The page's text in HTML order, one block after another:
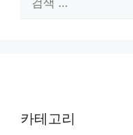
색:
카테고리